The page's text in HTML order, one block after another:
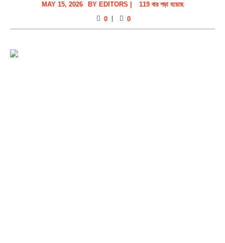
MAY 15, 2026 BY EDITORS
119 বার পড়া হয়েছে
0
0